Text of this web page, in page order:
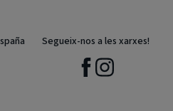
DE COOKIESSegueix-nos a les xarxes!